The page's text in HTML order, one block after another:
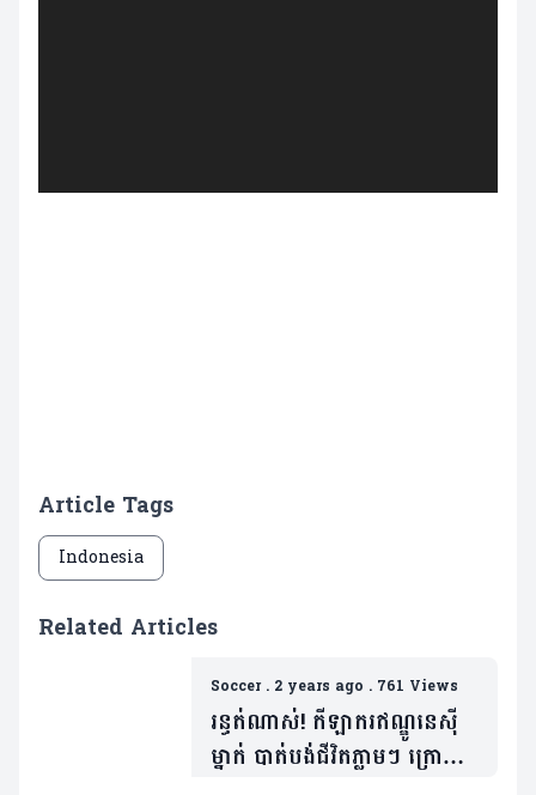
Article Tags
Indonesia
Related Articles
Soccer. 2 years ago . 761 Views
រន្ធត់ណាស់! កីឡាករឥណ្ឌូនេស៊ី
ម្នាក់ បាត់បង់ជីវិតភ្លាមៗ ក្រោយ